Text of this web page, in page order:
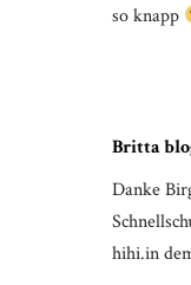
so knapp
Britta
Danke
hihi.in